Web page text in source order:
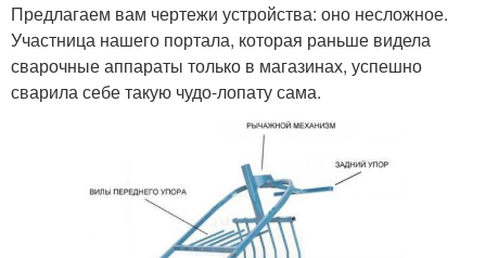
Предлагаем вам чертежи устройства: оно несложное.
Участница нашего портала, которая раньше видела
сварочные аппараты только в магазинах, успешно
сварила себе такую чудо-лопату сама.